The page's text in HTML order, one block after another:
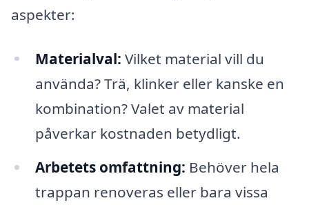
aspekter:
Materialval: Vilket material vill du
använda? Trä, klinker eller kanske en
kombination? Valet av material
påverkar kostnaden betydligt.
Arbetets omfattning: Behöver hela
trappan renoveras eller bara vissa